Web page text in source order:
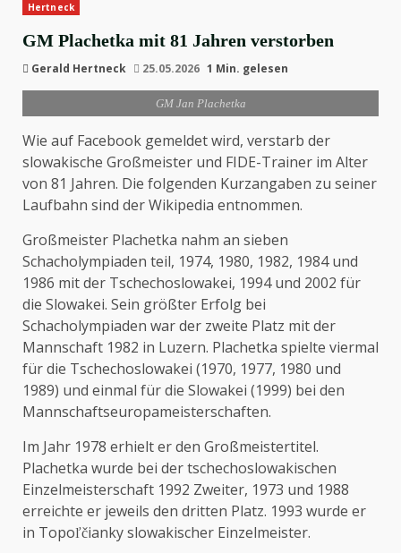
Hertneck
GM Plachetka mit 81 Jahren verstorben
Gerald Hertneck 25.05.2026 1 Min. gelesen
GM Jan Plachetka
Wie auf Facebook gemeldet wird, verstarb der
slowakische Großmeister und FIDE-Trainer im Alter
von 81 Jahren. Die folgenden Kurzangaben zu seiner
Laufbahn sind der Wikipedia entnommen.
Großmeister Plachetka nahm an sieben
Schacholympiaden teil, 1974, 1980, 1982, 1984 und
1986 mit der Tschechoslowakei, 1994 und 2002 für
die Slowakei. Sein größter Erfolg bei
Schacholympiaden war der zweite Platz mit der
Mannschaft 1982 in Luzern. Plachetka spielte viermal
für die Tschechoslowakei (1970, 1977, 1980 und
1989) und einmal für die Slowakei (1999) bei den
Mannschaftseuropameisterschaften.
Im Jahr 1978 erhielt er den Großmeistertitel.
Plachetka wurde bei der tschechoslowakischen
Einzelmeisterschaft 1992 Zweiter, 1973 und 1988
erreichte er jeweils den dritten Platz. 1993 wurde er
in Topoľčianky slowakischer Einzelmeister.